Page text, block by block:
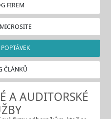
FIREM
ČLÁNKŮ
A AUDITORSKÉ